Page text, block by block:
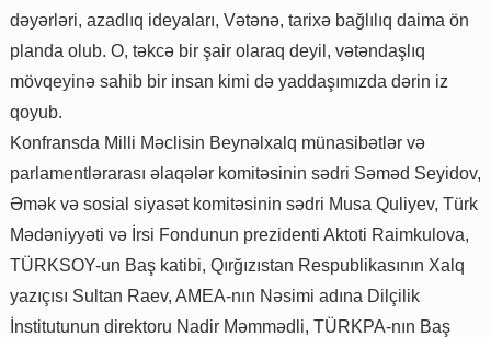
dəyərləri, azadlıq ideyaları, Vətənə, tarixə bağlılıq daima ön
planda olub. O, təkcə bir şair olaraq deyil, vətəndaşlıq
mövqeyinə sahib bir insan kimi də yaddaşımızda dərin iz
qoyub.
Konfransda Milli Məclisin Beynəlxalq münasibətlər və
parlamentlərarası əlaqələr komitəsinin sədri Səməd Seyidov,
Əmək və sosial siyasət komitəsinin sədri Musa Quliyev, Türk
Mədəniyyəti və İrsi Fondunun prezidenti Aktoti Raimkulova,
TÜRKSOY-un Baş katibi, Qırğızıstan Respublikasının Xalq
yazıçısı Sultan Raev, AMEA-nın Nəsimi adına Dilçilik
İnstitutunun direktoru Nadir Məmmədli, TÜRKPA-nın Baş